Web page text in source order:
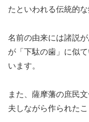
たといわれる伝統的な
名前の由来には諸説
が「下駄の歯」に似
います。
また、薩摩藩の庶民
夫しながら作られた